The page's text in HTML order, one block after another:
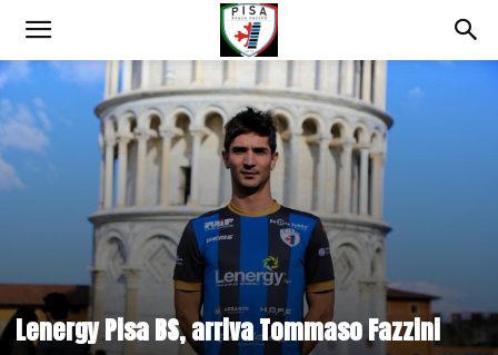
Lenergy Pisa BS, arriva Tommaso Fazzini